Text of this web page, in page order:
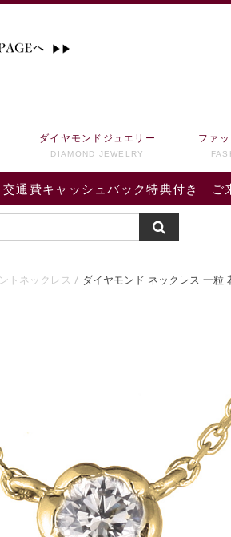
交通費キャッシュバック特典付き ご
ダイヤモンドジュエリー
DIAMOND JEWELRY
ファ
トネックレス ダイヤモンド ネックレス 一